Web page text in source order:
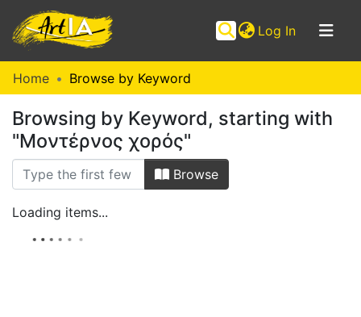
Log In (current)
Communities
&
Collections
Browse ArtIA
Home Browse by Keyword
Browsing by Keyword, starting with
"Μοντέρνος χορός"
Browse
Loading items...